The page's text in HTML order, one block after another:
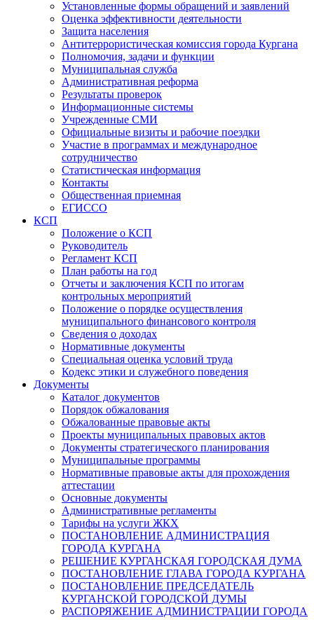
Установленные формы обращений и заявлений
Оценка эффективности деятельности
Защита населения
Антитеррористическая комиссия города Кургана
Полномочия, задачи и функции
Муниципальная служба
Административная реформа
Результаты проверок
Информационные системы
Учрежденные СМИ
Официальные визиты и рабочие поездки
Участие в программах и международное
сотрудничество
Статистическая информация
Контакты
Общественная приемная
ЕГИССО
КСП
Положение о КСП
Руководитель
Регламент КСП
План работы на год
Отчеты и заключения КСП по итогам
контрольных мероприятий
Положение о порядке осуществления
муниципального финансового контроля
Сведения о доходах
Нормативные документы
Специальная оценка условий труда
Кодекс этики и служебного поведения
Документы
Каталог документов
Порядок обжалования
Обжалованные правовые акты
Проекты муниципальных правовых актов
Документы стратегического планирования
Муниципальные программы
Нормативные правовые акты для прохождения
аттестации
Основные документы
Административные регламенты
Тарифы на услуги ЖКХ
ПОСТАНОВЛЕНИЕ АДМИНИСТРАЦИЯ
ГОРОДА КУРГАНА
РЕШЕНИЕ КУРГАНСКАЯ ГОРОДСКАЯ ДУМА
ПОСТАНОВЛЕНИЕ ГЛАВА ГОРОДА КУРГАНА
ПОСТАНОВЛЕНИЕ ПРЕДСЕДАТЕЛЬ
КУРГАНСКОЙ ГОРОДСКОЙ ДУМЫ
РАСПОРЯЖЕНИЕ АДМИНИСТРАЦИИ ГОРОДА